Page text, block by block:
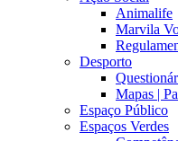
Animalife
Marvila
Desporto
Mapas |
Espaço Público
Espaços Verdes